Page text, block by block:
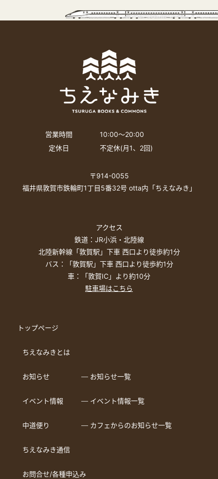
営業時間
10:00〜20:00
定休日
不定休(月1、2回)
〒914-0055
福井県敦賀市鉄輪町1丁目5番32号 otta内「ちえなみき」
アクセス
鉄道：JR小浜・北陸線
北陸新幹線「敦賀駅」下車 西口より徒歩約1分
バス：「敦賀駅」下車 西口より徒歩約1分
車：「敦賀IC」より約10分
駐車場はこちら
トップページ
ちえなみきとは
お知らせ ― お知らせ一覧
イベント情報 ― イベント情報一覧
中道便り ― カフェからのお知らせ一覧
ちえなみき通信
お問合せ/各種申込み